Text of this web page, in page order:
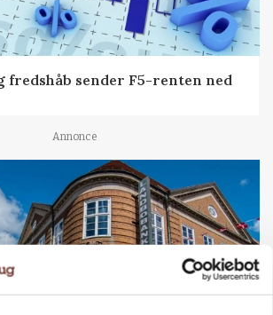
fredshåb sender F5-renten ned
Annonce